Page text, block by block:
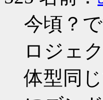
今頃？
ロジェ
体型同